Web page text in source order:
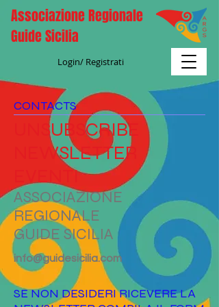
Associazione Regionale
Guide Sicilia
Login/ Registrati
CONTACTS
UNSUBSCRIBE
NEWSLETTER
EVENTI
ASSOCIAZIONE
REGIONALE
GUIDE SICILIA
info@guidesicilia.com
SE NON DESIDERI RICEVERE LA